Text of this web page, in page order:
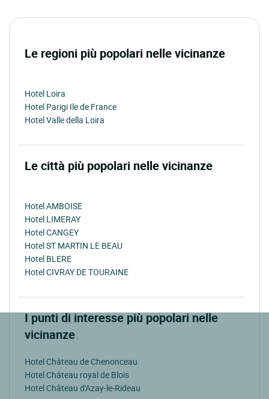
Le regioni più popolari nelle vicinanze
Hotel Loira
Hotel Parigi Ile de France
Hotel Valle della Loira
Le città più popolari nelle vicinanze
Hotel AMBOISE
Hotel LIMERAY
Hotel CANGEY
Hotel ST MARTIN LE BEAU
Hotel BLERE
Hotel CIVRAY DE TOURAINE
I punti di interesse più popolari nelle
vicinanze
Hotel Château de Chenonceau
Hotel Château royal de Blois
Hotel Château d'Azay-le-Rideau